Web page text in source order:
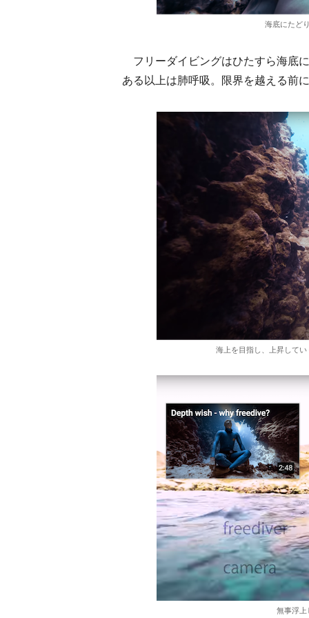
海底にたど
フリーダイビングはひたすら海底
ある以上は肺呼吸。限界を越える前
海上を目指し、上昇して
無事浮